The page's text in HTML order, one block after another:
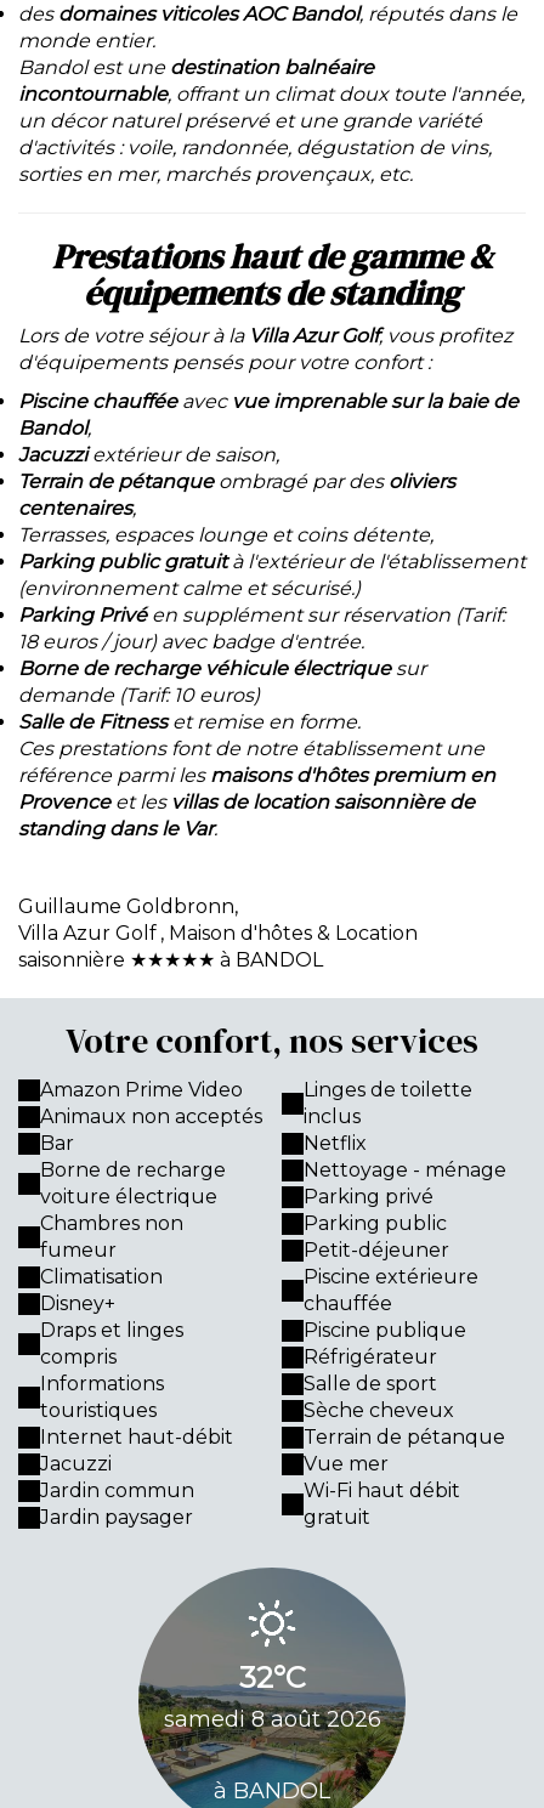
des domaines viticoles AOC Bandol, réputés dans le
monde entier.
Bandol est une destination balnéaire
incontournable, offrant un climat doux toute l'année,
un décor naturel préservé et une grande variété
d'activités : voile, randonnée, dégustation de vins,
sorties en mer, marchés provençaux, etc.
Prestations haut de gamme &
équipements de standing
Lors de votre séjour à la Villa Azur Golf, vous profitez
d'équipements pensés pour votre confort :
Piscine chaufféeavec vue imprenable sur la baie de
Bandol,
Jacuzziextérieur de saison,
Terrain de pétanqueombragé par des oliviers
centenaires,
Terrasses, espaces lounge et coins détente,
Parking public gratuità l'extérieur de l'établissement
(environnement calme et sécurisé.)
Parking Privéen supplément sur réservation (Tarif:
18 euros / jour) avec badge d'entrée.
Borne de recharge véhicule électriquesur
demande (Tarif: 10 euros)
Salle de Fitnesset remise en forme.
Ces prestations font de notre établissement une
référence parmi les maisons d'hôtes premium en
Provenceet les villas de location saisonnière de
standing dans le Var.
Guillaume Goldbronn,
Villa Azur Golf , Maison d'hôtes & Location
saisonnière ★★★★★ à BANDOL
Votre confort, nos services
Amazon Prime Video
Animaux non acceptés
Bar
Borne de recharge
voiture électrique
Chambres non
fumeur
Climatisation
Disney+
Draps et linges
compris
Informations
touristiques
Internet haut-débit
Jacuzzi
Jardin commun
Jardin paysager
Linges de toilette
inclus
Netflix
Nettoyage - ménage
Parking privé
Parking public
Petit-déjeuner
Piscine extérieure
chauffée
Piscine publique
Réfrigérateur
Salle de sport
Sèche cheveux
Terrain de pétanque
Vue mer
Wi-Fi haut débit
gratuit
32°C
samedi 8 août 2026
à BANDOL